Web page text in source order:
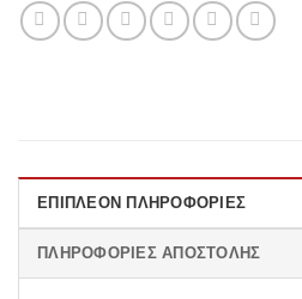
ΕΠΙΠΛΈΟΝ ΠΛΗΡΟΦΟΡΊΕΣ
ΠΛΗΡΟΦΟΡΊΕΣ ΑΠΟΣΤΟΛΉΣ